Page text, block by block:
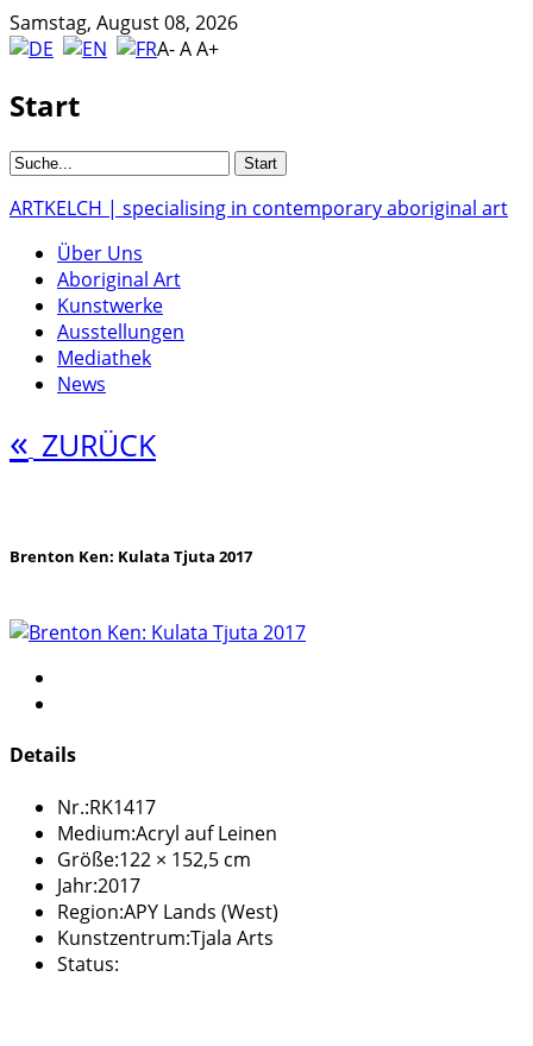
Samstag, August 08, 2026
A-AA+
Start
ARTKELCH | specialising in contemporary aboriginal art
Über Uns
Aboriginal Art
Kunstwerke
Ausstellungen
Mediathek
News
« ZURÜCK
Brenton Ken: Kulata Tjuta 2017
Details
Nr.:RK1417
Medium:Acryl auf Leinen
Größe:122 × 152,5 cm
Jahr:2017
Region:APY Lands (West)
Kunstzentrum:Tjala Arts
Status: